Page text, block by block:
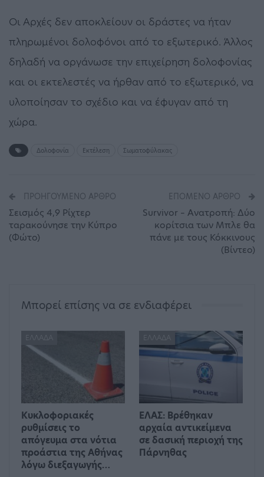
Οι Αρχές δεν αποκλείουν οι δράστες να ήταν
πληρωμένοι δολοφόνοι από το εξωτερικό. Άλλος
δηλαδή να οργάνωσε την επιχείρηση δολοφονίας
και οι εκτελεστές να ήρθαν από το εξωτερικό, να
υλοποίησαν το σχέδιο και να έφυγαν από τη
χώρα.
Δολοφονία Εκτέλεση Σωματοφύλακας
ΠΡΟΗΓΟΎΜΕΝΟ ΆΡΘΡΟ
Σεισμός 4,9 Ρίχτερ
ταρακούνησε την Κύπρο
(Φώτο)
ΕΠΌΜΕΝΟ ΆΡΘΡΟ
Survivor – Ανατροπή: Δύο
κορίτσια των Μπλε θα
πάνε με τους Κόκκινους
(Βίντεο)
Μπορεί επίσης να σε ενδιαφέρει
ΕΛΛΆΔΑ
Kυκλοφοριακές
ρυθμίσεις το
απόγευμα στα νότια
προάστια της Αθήνας
λόγω διεξαγωγής…
ΕΛΛΆΔΑ
ΕΛΑΣ: Βρέθηκαν
αρχαία αντικείμενα
σε δασική περιοχή της
Πάρνηθας